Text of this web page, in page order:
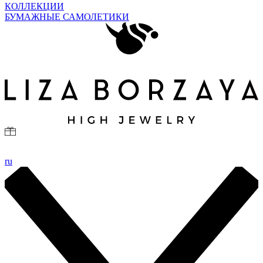
КОЛЛЕКЦИИ
БУМАЖНЫЕ САМОЛЕТИКИ
ru